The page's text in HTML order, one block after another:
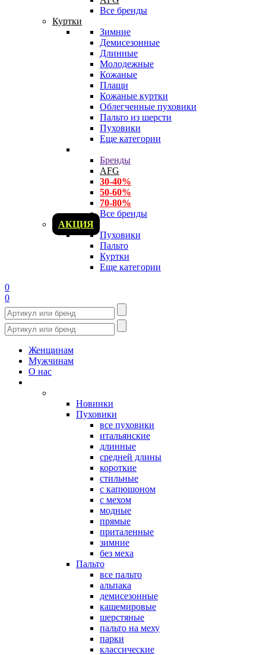
Все бренды
Куртки
Зимние
Демисезонные
Длинные
Молодежные
Кожаные
Плащи
Кожаные куртки
Облегченные пуховики
Пальто из шерсти
Пуховики
Еще категории
Бренды
AFG
30-40%
50-60%
70-80%
Все бренды
АКЦИЯ
Пуховики
Пальто
Куртки
Еще категории
0
0
Женщинам
Мужчинам
О нас
Новинки
Пуховики
все пуховики
итальянские
длинные
средней длины
короткие
стильные
с капюшоном
с мехом
модные
прямые
приталенные
зимние
без меха
Пальто
все пальто
альпака
демисезонные
кашемировые
шерстяные
пальто на меху
парки
классические